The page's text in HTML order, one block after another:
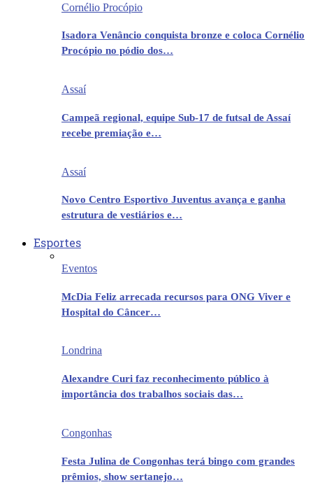
Cornélio Procópio
Isadora Venâncio conquista bronze e coloca Cornélio
Procópio no pódio dos…
Assaí
Campeã regional, equipe Sub-17 de futsal de Assaí
recebe premiação e…
Assaí
Novo Centro Esportivo Juventus avança e ganha
estrutura de vestiários e…
Esportes
Eventos
McDia Feliz arrecada recursos para ONG Viver e
Hospital do Câncer…
Londrina
Alexandre Curi faz reconhecimento público à
importância dos trabalhos sociais das…
Congonhas
Festa Julina de Congonhas terá bingo com grandes
prêmios, show sertanejo…